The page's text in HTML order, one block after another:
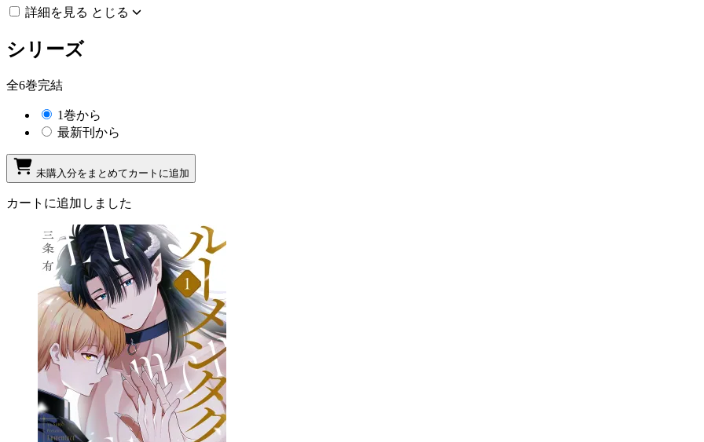
詳細を見る とじる
シリーズ
全6巻完結
1巻から
最新刊から
未購入分をまとめてカートに追加
カートに追加しました